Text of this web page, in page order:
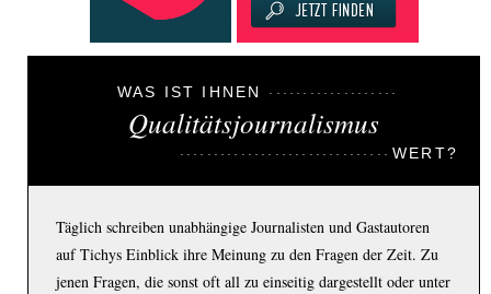
WAS IST IHNEN
Qualitätsjournalismus
WERT?
Täglich schreiben unabhängige Journalisten und Gastautoren
auf Tichys Einblick ihre Meinung zu den Fragen der Zeit. Zu
jenen Fragen, die sonst oft all zu einseitig dargestellt oder unter